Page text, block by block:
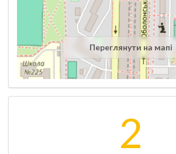
Переглянути на мапі
2